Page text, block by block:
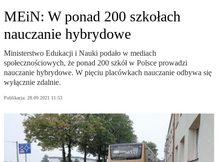
MEiN: W ponad 200 szkołach
nauczanie hybrydowe
Ministerstwo Edukacji i Nauki podało w mediach
społecznościowych, że ponad 200 szkół w Polsce prowadzi
nauczanie hybrydowe. W pięciu placówkach nauczanie odbywa się
wyłącznie zdalnie.
Publikacja: 28.09.2021 11:53